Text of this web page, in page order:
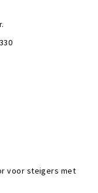
voor steigers met